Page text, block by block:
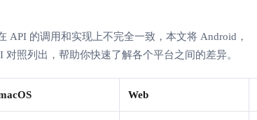
API 的调用和实现上不完全一致，本文将 Android，
对照列出，帮助你快速了解各个平台之间的差异。
Web